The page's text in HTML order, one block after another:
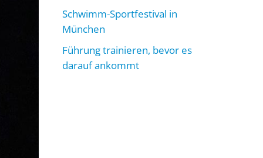
Schwimm-Sportfestival in
München
Führung trainieren, bevor es
darauf ankommt